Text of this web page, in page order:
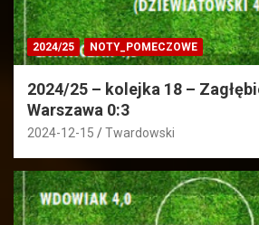
2024/25 NOTY_POMECZOWE
2024/25 – kolejka 18 –
Warszawa 0:3
2024-12-15 Twardowski